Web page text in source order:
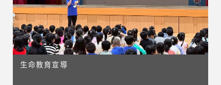
生命教育宣導